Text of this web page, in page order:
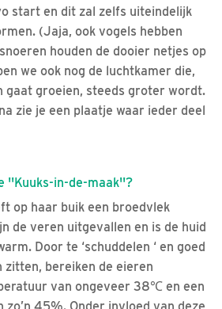
start en dit zal zelfs uiteindelijk
(Jaja, ook vogels hebben
houden de dooier netjes op
we ook nog de luchtkamer die,
gaat groeien, steeds groter wordt.
zie je een plaatje waar ieder deel
''Kuuks-in-de-maak''?
op haar buik een broedvlek
de veren uitgevallen en is de huid
Door te ‘schuddelen ‘ en goed
zitten, bereiken de eieren
van ongeveer 38℃ en een
45%. Onder invloed van deze